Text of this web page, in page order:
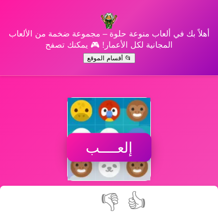
أهلاً بك في ألعاب منوعة حلوة – مجموعة ضخمة من الألعاب
المجانية لكل الأعمار! 🎮 يمكنك تصفح
📂 أقسام الموقع
إلعــــب
👍
👎